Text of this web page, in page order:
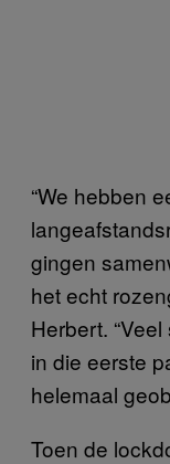
“We hebben
gingen
het echt
Herbert.
in die eerste
helemaal
Toen de